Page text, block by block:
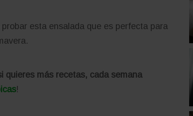
esta ensalada que es perfecta para
quieres más recetas, cada semana
!